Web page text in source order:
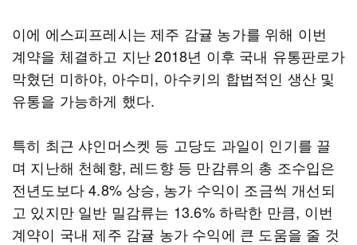
이에 에스피프레시는 제주 감귤 농가를 위해 이번
계약을 체결하고 지난 2018년 이후 국내 유통판로가
막혔던 미하야, 아수미, 아수키의 합법적인 생산 및
유통을 가능하게 했다.
특히 최근 샤인머스켓 등 고당도 과일이 인기를 끌
며 지난해 천혜향, 레드향 등 만감류의 총 조수입은
전년도보다 4.8% 상승, 농가 수익이 조금씩 개선되
고 있지만 일반 밀감류는 13.6% 하락한 만큼, 이번
계약이 국내 제주 감귤 농가 수익에 큰 도움을 줄 것